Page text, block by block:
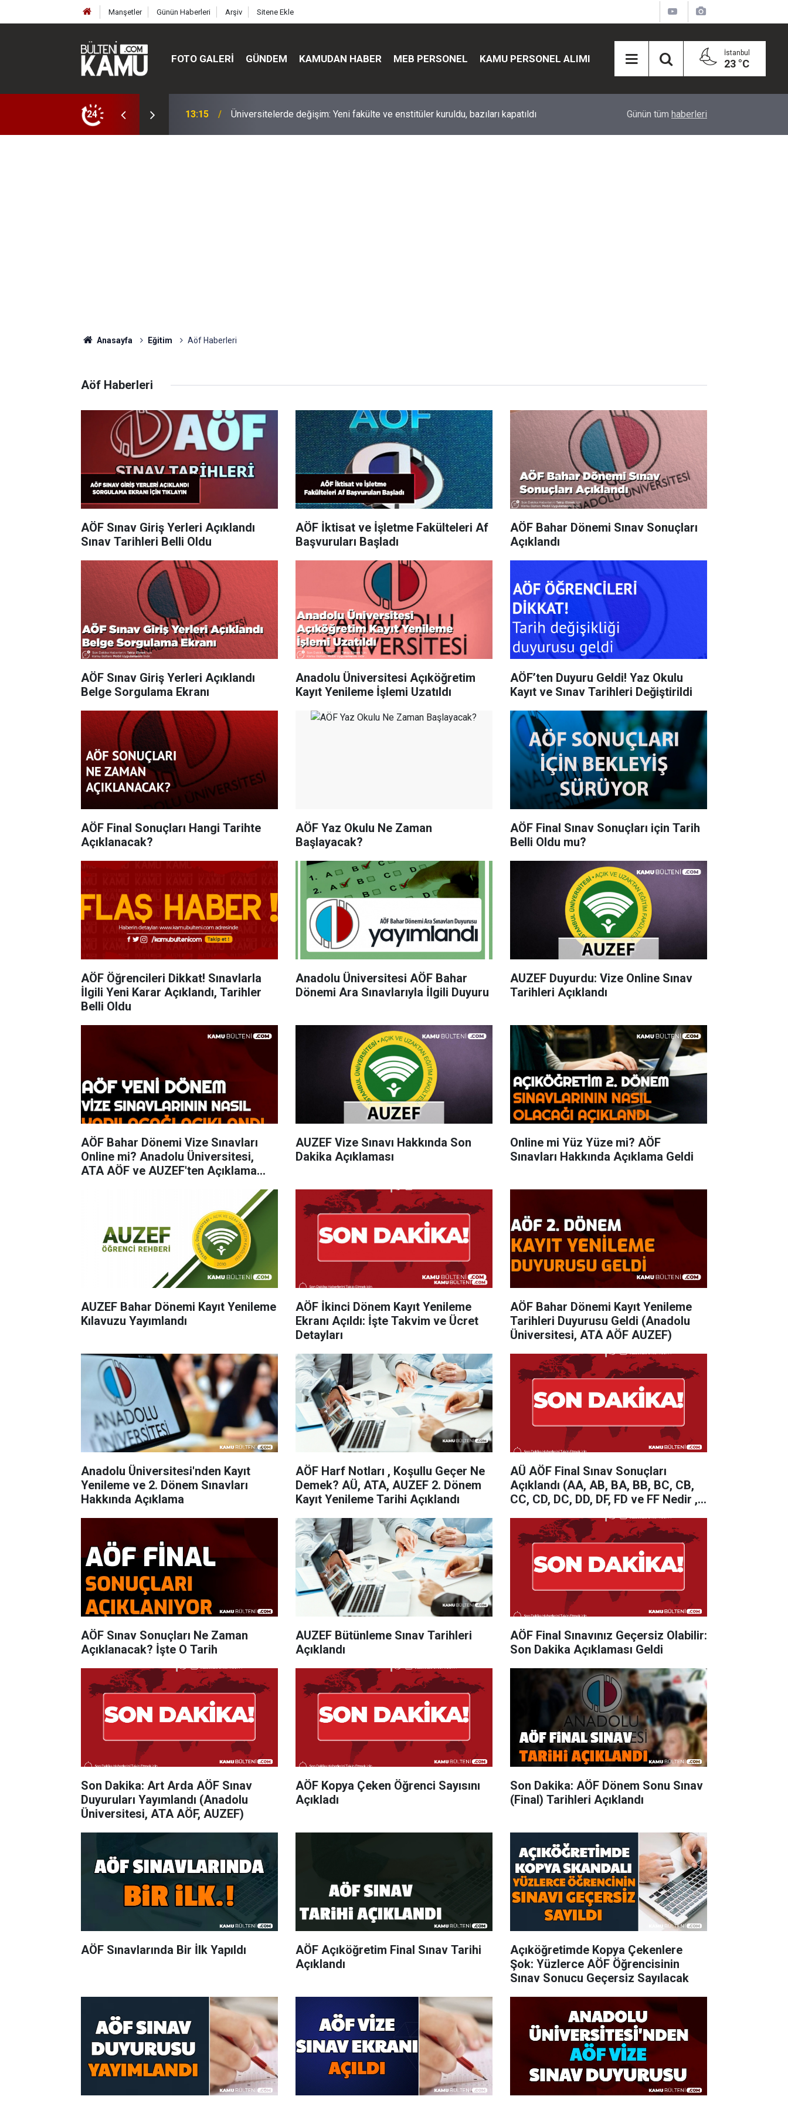
Manşetler Günün Haberleri Arşiv Sitene Ekle
FOTO GALERI GÜNDEM KAMUDAN HABER MEB PERSONEL KAMU PERSONEL ALIMI İstanbul
23 °C
24
ve enstitüler kuruldu, bazıları kapatıldı 13:00 MEB’de üst düzey değişim: Genel müdürler değişti, yeni isimler atandı Eğiti Bir Sen'den Kadınlar İçin Olay Teklif:
Günün tüm haberleri
Anasayfa Eğitim Aöf Haberleri
Aöf Haberleri
AÖF Sınav Giriş Yerleri Açıklandı
Sınav Tarihleri Belli Oldu
AÖF İktisat ve İşletme Fakülteleri Af
Başvuruları Başladı
AÖF Bahar Dönemi Sınav Sonuçları
Açıklandı
AÖF Sınav Giriş Yerleri Açıklandı
Belge Sorgulama Ekranı
Anadolu Üniversitesi Açıköğretim
Kayıt Yenileme İşlemi Uzatıldı
AÖF’ten Duyuru Geldi! Yaz Okulu
Kayıt ve Sınav Tarihleri Değiştirildi
AÖF Final Sonuçları Hangi Tarihte
Açıklanacak?
AÖF Yaz Okulu Ne Zaman
Başlayacak?
AÖF Final Sınav Sonuçları için Tarih
Belli Oldu mu?
AÖF Öğrencileri Dikkat! Sınavlarla
İlgili Yeni Karar Açıklandı, Tarihler
Belli Oldu
Anadolu Üniversitesi AÖF Bahar
Dönemi Ara Sınavlarıyla İlgili Duyuru
AUZEF Duyurdu: Vize Online Sınav
Tarihleri Açıklandı
AÖF Bahar Dönemi Vize Sınavları
Online mi? Anadolu Üniversitesi,
ATA AÖF ve AUZEF'ten Açıklama
AUZEF Vize Sınavı Hakkında Son
Dakika Açıklaması
Online mi Yüz Yüze mi? AÖF
Sınavları Hakkında Açıklama Geldi
AUZEF Bahar Dönemi Kayıt Yenileme
Kılavuzu Yayımlandı
AÖF İkinci Dönem Kayıt Yenileme
Ekranı Açıldı: İşte Takvim ve Ücret
Detayları
AÖF Bahar Dönemi Kayıt Yenileme
Tarihleri Duyurusu Geldi (Anadolu
Üniversitesi, ATA AÖF AUZEF)
Anadolu Üniversitesi'nden Kayıt
Yenileme ve 2. Dönem Sınavları
Hakkında Açıklama
AÖF Harf Notları , Koşullu Geçer Ne
Demek? AÜ, ATA, AUZEF 2. Dönem
Kayıt Yenileme Tarihi Açıklandı
AÜ AÖF Final Sınav Sonuçları
Açıklandı (AA, AB, BA, BB, BC, CB,
CC, CD, DC, DD, DF, FD ve FF Nedir ,
Demek?)
AÖF Sınav Sonuçları Ne Zaman
Açıklanacak? İşte O Tarih
AUZEF Bütünleme Sınav Tarihleri
Açıklandı
AÖF Final Sınavınız Geçersiz Olabilir:
Son Dakika Açıklaması Geldi
Son Dakika: Art Arda AÖF Sınav
Duyuruları Yayımlandı (Anadolu
Üniversitesi, ATA AÖF, AUZEF)
AÖF Kopya Çeken Öğrenci Sayısını
Açıkladı
Son Dakika: AÖF Dönem Sonu Sınav
(Final) Tarihleri Açıklandı
AÖF Sınavlarında Bir İlk Yapıldı
AÖF Açıköğretim Final Sınav Tarihi
Açıklandı
Açıköğretimde Kopya Çekenlere
Şok: Yüzlerce AÖF Öğrencisinin
Sınav Sonucu Geçersiz Sayılacak